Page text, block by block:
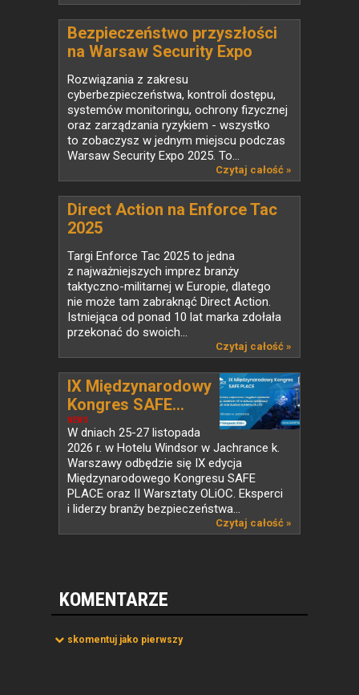
Bezpieczeństwo przyszłości
na Warsaw Security Expo
Rozwiązania z zakresu
cyberbezpieczeństwa, kontroli dostępu,
systemów monitoringu, ochrony fizycznej
oraz zarządzania ryzykiem - wszystko
to zobaczysz w jednym miejscu podczas
Warsaw Security Expo 2025. To...
Czytaj całość »
Direct Action na Enforce Tac
2025
Targi Enforce Tac 2025 to jedna
z najważniejszych imprez branży
taktyczno-militarnej w Europie, dlatego
nie może tam zabraknąć Direct Action.
Istniejąca od ponad 10 lat marka zdołała
przekonać do swoich...
Czytaj całość »
NEWS
IX Międzynarodowy
Kongres SAFE...
W dniach 25-27 listopada
2026 r. w Hotelu Windsor w Jachrance k.
Warszawy odbędzie się IX edycja
Międzynarodowego Kongresu SAFE
PLACE oraz II Warsztaty OLiOC. Eksperci
i liderzy branży bezpieczeństwa...
Czytaj całość »
KOMENTARZE
skomentuj jako pierwszy